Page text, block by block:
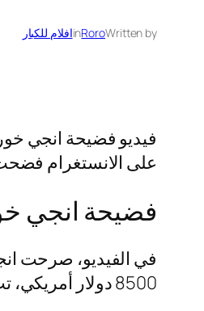
Written by
Roro
inافلام للكبار
فيديو فضيحة انجي
على الانستغرام
فضيحة انجي
في الفيديو، صرحت
8500 دولار أمريكي، تت غطاء الصداقة، لتكتشف بعد ذلك المؤامرة الخبيثة التي تعرضت لها من قبل ثنائي خبيث هما: